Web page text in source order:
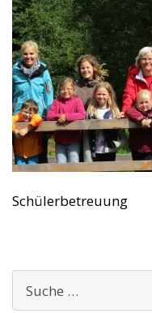
Schülerbetreuung